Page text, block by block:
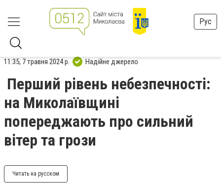
Рус
11:35, 7 травня 2024 р. Надійне джерело
Перший рівень небезпечності:
на Миколаївщині
попереджають про сильний
вітер та грози
Читать на русском